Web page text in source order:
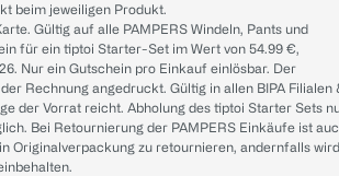
beim jeweiligen Produkt.
Gültig auf alle PAMPERS Windeln, Pants und
für ein tiptoi Starter-Set im Wert von 54.99 €,
Nur ein Gutschein pro Einkauf einlösbar. Der
Rechnung angedruckt. Gültig in allen BIPA Filialen
der Vorrat reicht. Abholung des tiptoi Starter Sets
Bei Retournierung der PAMPERS Einkäufe ist
Originalverpackung zu retournieren, andernfalls wird